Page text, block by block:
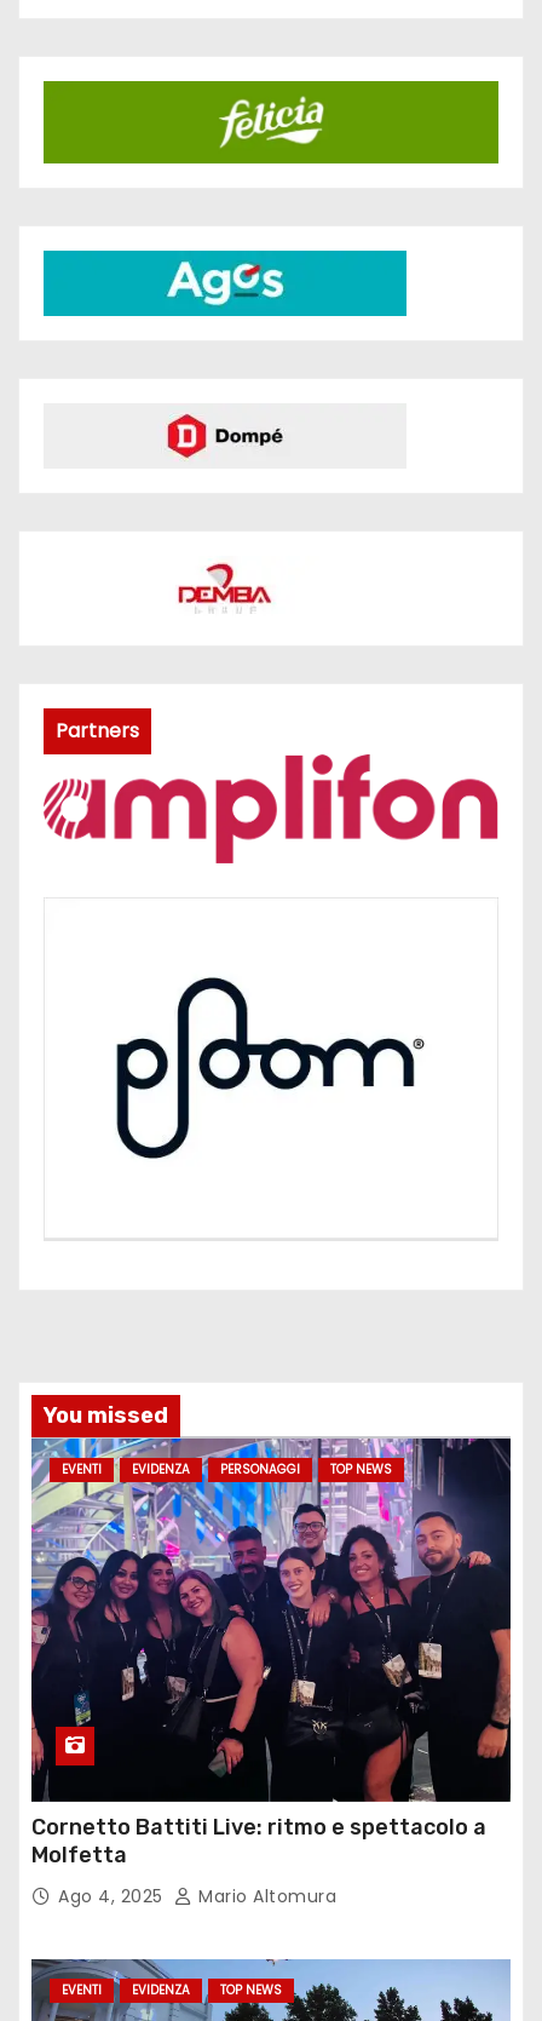
Partners
You missed
EVENTI EVIDENZA PERSONAGGI TOP NEWS
Cornetto Battiti Live: ritmo e spettacolo a
Molfetta
Ago 4, 2025 Mario Altomura
EVENTI EVIDENZA TOP NEWS